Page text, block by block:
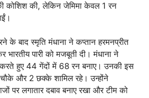
कोशिश की, लेकिन जेमिमा केवल 1 रन
के बाद स्मृति मंधाना ने कप्तान हरमनप्रीत
पारी को मजबूती दी। मंधाना ने
करते हुए 44 गेंदों में 68 रन बनाए। उनकी इस
चौके और 2 छक्के शामिल रहे। उन्होंने
पर लगातार दबाव बनाए रखा और टीम को